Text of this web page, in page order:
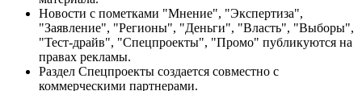
Новости с пометками "Мнение", "Экспертиза",
"Заявление", "Регионы", "Деньги", "Власть", "Выборы",
"Тест-драйв", "Спецпроекты", "Промо" публикуются на
правах рекламы.
Раздел Спецпроекты создается совместно с
коммерческими партнерами.